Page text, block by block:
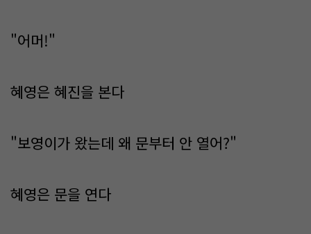
"어머!"
혜영은 혜진을 본다
"보영이가 왔는데 왜 문부터 안 열어?"
혜영은 문을 연다